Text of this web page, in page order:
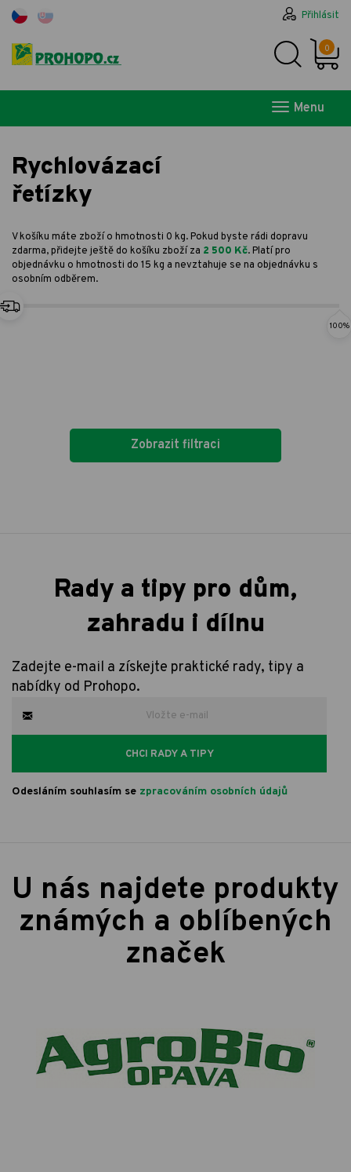
Přihlásit
0
Menu
Rychlovázací
řetízky
V košíku máte zboží o hmotnosti 0 kg. Pokud byste rádi dopravu
zdarma, přidejte ještě do košíku zboží za 2 500 Kč. Platí pro
objednávku o hmotnosti do 15 kg a nevztahuje se na objednávku s
osobním odběrem.
100%
Zobrazit filtraci
Rady a tipy pro dům,
zahradu i dílnu
Zadejte e-mail a získejte praktické rady, tipy a
nabídky od Prohopo.
CHCI RADY A TIPY
Odesláním souhlasím se zpracováním osobních údajů
U nás najdete produkty
známých a oblíbených
značek